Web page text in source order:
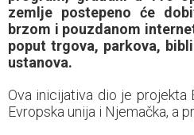
zemlje postepeno će
brzom i pouzdanom
poput trgova, parkova,
ustanova.
Ova inicijativa dio je projekta
Evropska unija i Njemačka, a